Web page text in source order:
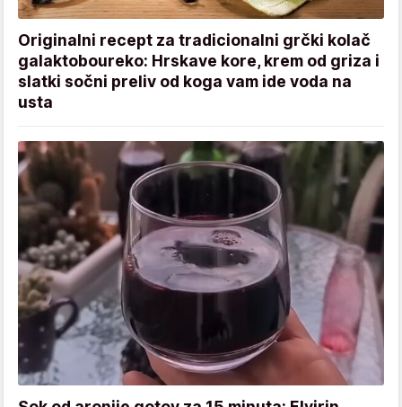
Originalni recept za tradicionalni grčki kolač
galaktoboureko: Hrskave kore, krem od griza i
slatki sočni preliv od koga vam ide voda na
usta